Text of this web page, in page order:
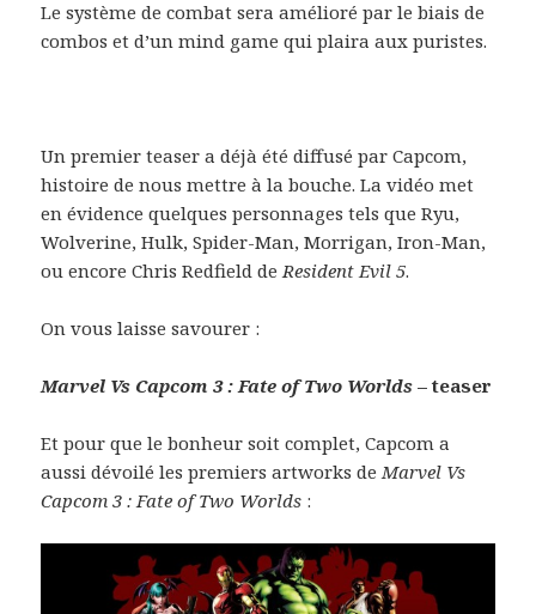
Le système de combat sera amélioré par le biais de
combos et d’un mind game qui plaira aux puristes.
Un premier teaser a déjà été diffusé par Capcom,
histoire de nous mettre à la bouche. La vidéo met
en évidence quelques personnages tels que Ryu,
Wolverine, Hulk, Spider-Man, Morrigan, Iron-Man,
ou encore Chris Redfield de Resident Evil 5.
On vous laisse savourer :
Marvel Vs Capcom 3 : Fate of Two Worlds – teaser
Et pour que le bonheur soit complet, Capcom a
aussi dévoilé les premiers artworks de Marvel Vs
Capcom 3 : Fate of Two Worlds :